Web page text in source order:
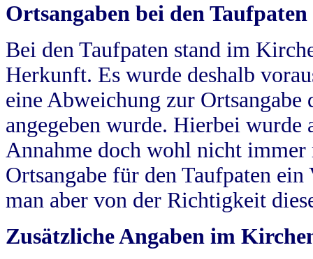
Ortsangaben bei den Taufpaten
Bei den Taufpaten stand im
Herkunft. Es wurde deshalb
eine Abweichung zur
angegeben wurde. Hierbei wurde
Annahme doch wohl nicht
Ortsangabe für den Taufpaten
man aber von der Richtigkeit
Zusätzliche Angaben im